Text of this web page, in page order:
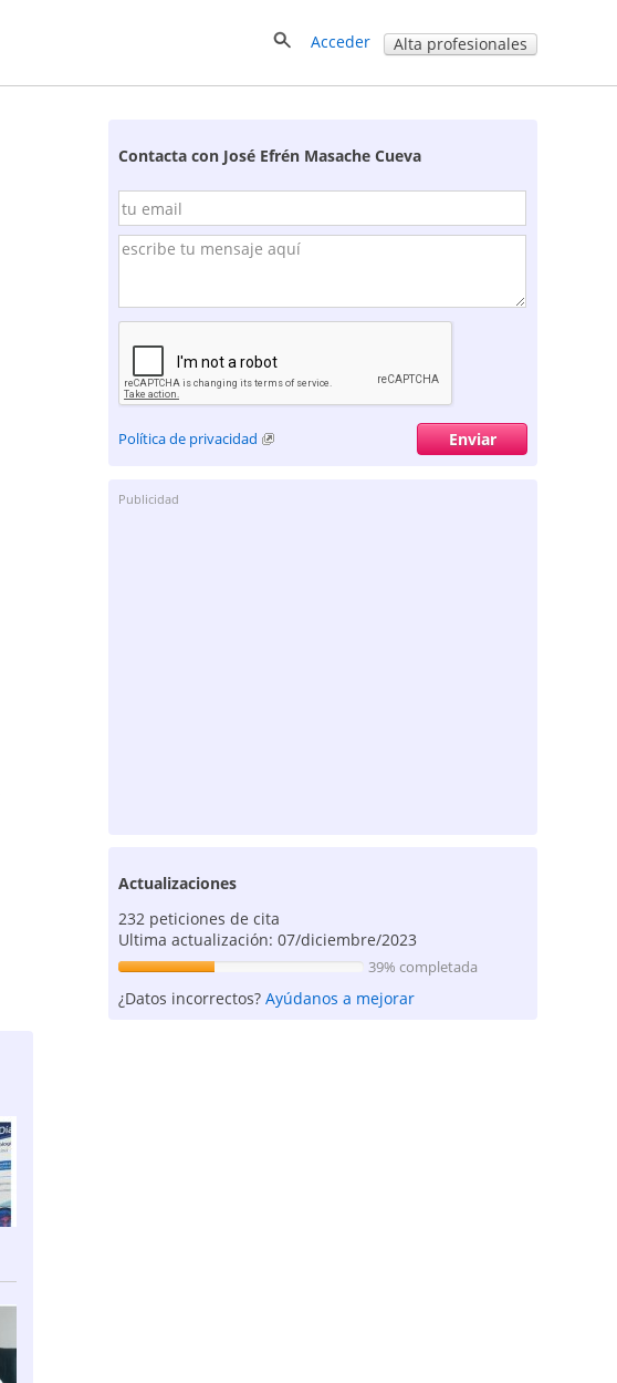
Acceder Alta profesionales
Contacta con José Efrén Masache Cueva
Política de privacidad
Publicidad
Actualizaciones
232 peticiones de cita
Ultima actualización: 07/diciembre/2023
39% completada
¿Datos incorrectos?Ayúdanos a mejorar